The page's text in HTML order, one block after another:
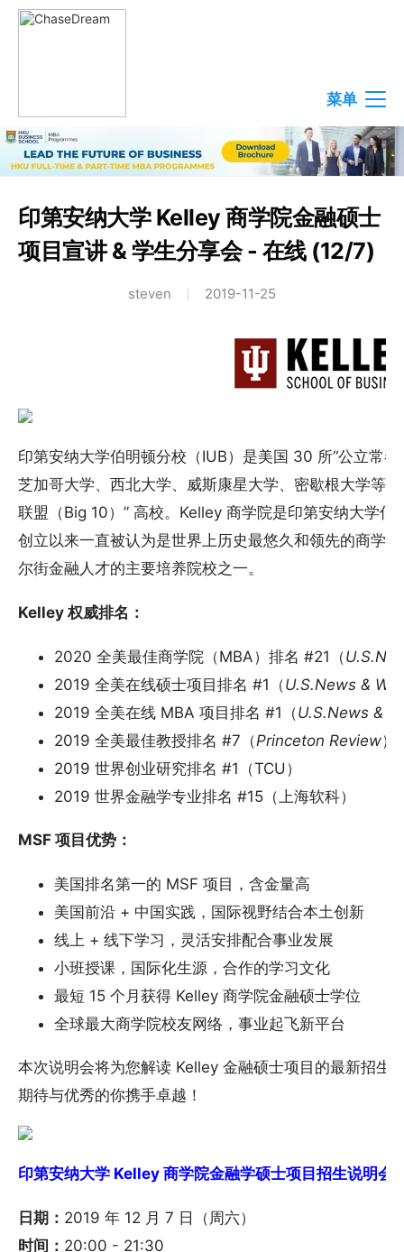
菜单
印第安纳大学 Kelley 商学院金融硕士
项目宣讲 & 学生分享会 - 在线 (12/7)
steven 2019-11-25
印第安纳大学伯明顿分校（IUB）是美国 30 所“公立常
芝加哥大学、西北大学、威斯康星大学、密歇根大学等
联盟（Big 10）” 高校。Kelley 商学院是印第安纳大学
创立以来一直被认为是世界上历史最悠久和领先的商学
尔街金融人才的主要培养院校之一。
Kelley 权威排名：
2020 全美最佳商学院（MBA）排名 #21（
2019 全美在线硕士项目排名 #1（U.S.News &
2019 全美在线 MBA 项目排名 #1（U.S.News &
2019 全美最佳教授排名 #7（Princeton Review）
2019 世界创业研究排名 #1（TCU）
2019 世界金融学专业排名 #15（上海软科）
MSF 项目优势：
美国排名第一的 MSF 项目，含金量高
美国前沿 + 中国实践，国际视野结合本土创新
线上 + 线下学习，灵活安排配合事业发展
小班授课，国际化生源，合作的学习文化
最短 15 个月获得 Kelley 商学院金融硕士学位
全球最大商学院校友网络，事业起飞新平台
本次说明会将为您解读 Kelley 金融硕士项目的最新招生
期待与优秀的你携手卓越！
印第安纳大学 Kelley 商学院金融学硕士项目招生说明会
日期： 2019 年 12 月 7 日（周六）
时间： 20:00 - 21:30